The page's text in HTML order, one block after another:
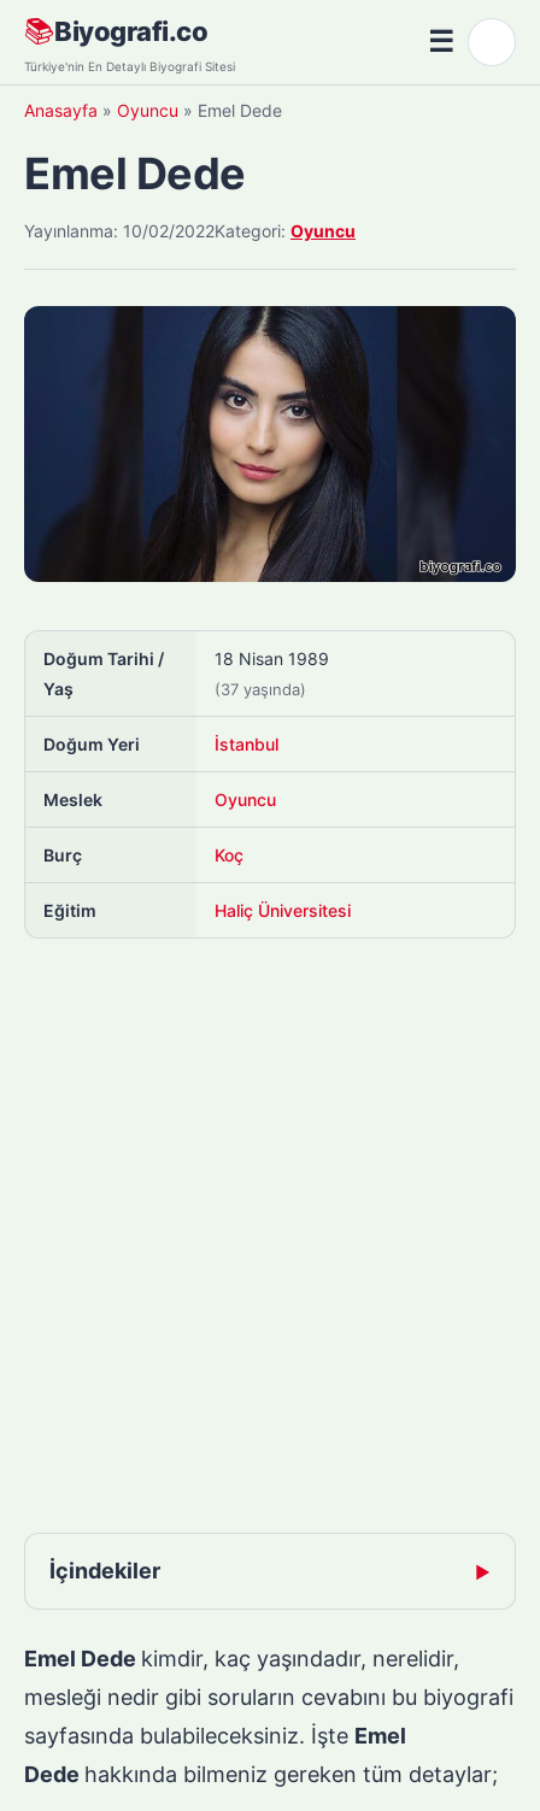
Skip
content
📚Biyografi.co
Türkiye'nin En Detaylı Biyografi Sitesi
☰Menü
Anasayfa » Oyuncu » Emel Dede
Emel Dede
Yayınlanma: 10/02/2022Kategori: Oyuncu
Doğum Tarihi /
Yaş
18 Nisan 1989
(37 yaşında)
Doğum Yeri İstanbul
Meslek Oyuncu
Burç Koç
Eğitim Haliç Üniversitesi
İçindekiler ▶
Emel Dede kimdir, kaç yaşındadır, nerelidir,
mesleği nedir gibi soruların cevabını bu biyografi
sayfasında bulabileceksiniz. İşte Emel
Dede hakkında bilmeniz gereken tüm detaylar;